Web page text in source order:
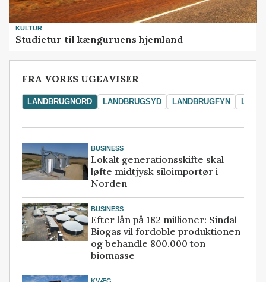
KULTUR
Studietur til kænguruens hjemland
FRA VORES UGEAVISER
LANDBRUGNORD LANDBRUGSYD LANDBRUGFYN
BUSINESS
Lokalt generationsskifte skal
løfte midtjysk siloimportør i
Norden
BUSINESS
Efter lån på 182 millioner: Sindal
Biogas vil fordoble produktionen
og behandle 800.000 ton
biomasse